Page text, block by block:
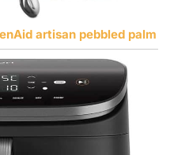
artisan pebbled palm